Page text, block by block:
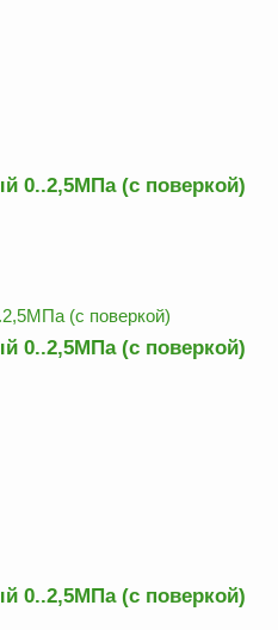
0..2,5МПа (с поверкой)
0..2,5МПа (с поверкой)
0..2,5МПа (с поверкой)